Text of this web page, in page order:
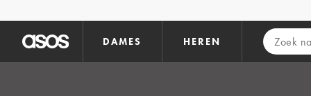
DAMES HEREN